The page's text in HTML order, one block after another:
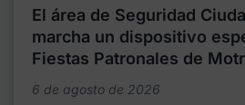
El área de Seguridad
marcha un dispositivo
Fiestas Patronales de
6 de agosto de 2026